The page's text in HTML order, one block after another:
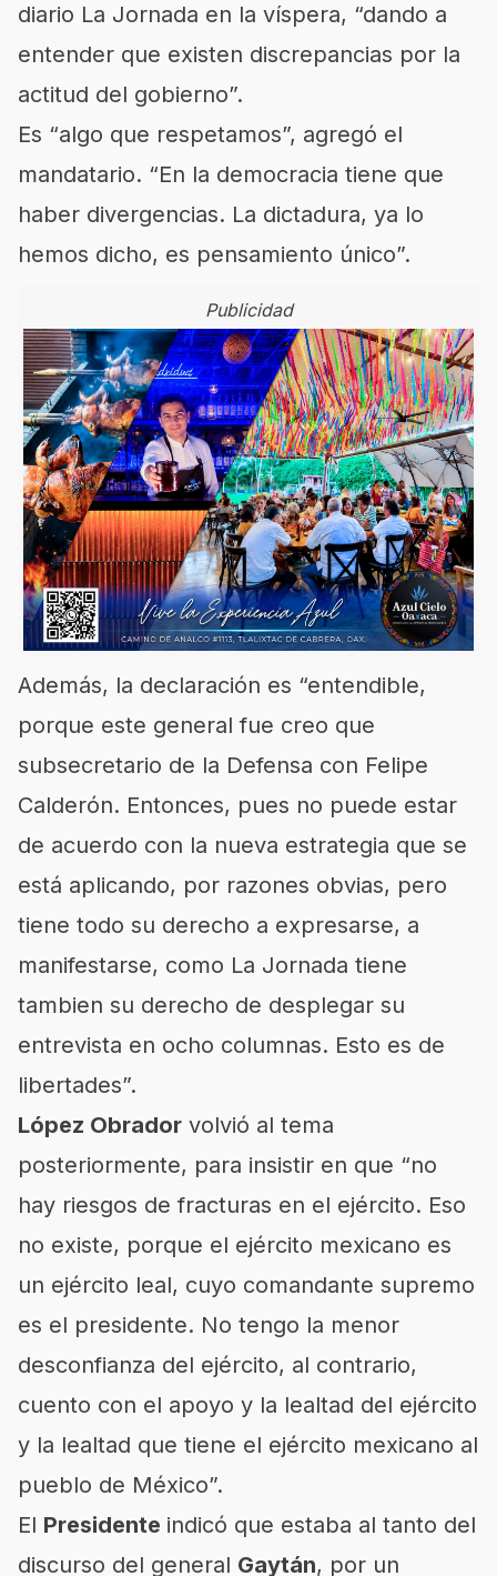
diario La Jornada en la víspera, “dando a
entender que existen discrepancias por la
actitud del gobierno”.
Es “algo que respetamos”, agregó el
mandatario. “En la democracia tiene que
haber divergencias. La dictadura, ya lo
hemos dicho, es pensamiento único”.
Publicidad
Además, la declaración es “entendible,
porque este general fue creo que
subsecretario de la Defensa con Felipe
Calderón. Entonces, pues no puede estar
de acuerdo con la nueva estrategia que se
está aplicando, por razones obvias, pero
tiene todo su derecho a expresarse, a
manifestarse, como La Jornada tiene
tambien su derecho de desplegar su
entrevista en ocho columnas. Esto es de
libertades”.
López Obrador volvió al tema
posteriormente, para insistir en que “no
hay riesgos de fracturas en el ejército. Eso
no existe, porque el ejército mexicano es
un ejército leal, cuyo comandante supremo
es el presidente. No tengo la menor
desconfianza del ejército, al contrario,
cuento con el apoyo y la lealtad del ejército
y la lealtad que tiene el ejército mexicano al
pueblo de México”.
El Presidente indicó que estaba al tanto del
discurso del general Gaytán, por un